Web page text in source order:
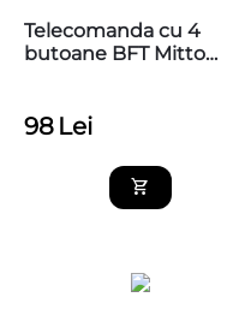
Telecomanda cu 4
butoane BFT Mitto
98 Lei